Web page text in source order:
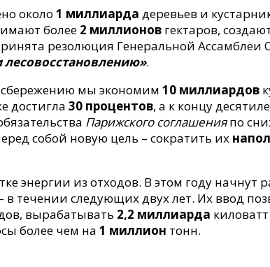
около 1 миллиарда деревьев и
более 2 миллионов гектаров,
резолюция Генеральной Ассамблеи
.
мы экономим 10 миллиардов
достигла 30 процентов, а к концу
Парижского соглашенияпо
собой новую цель – сократить их
энергии из отходов. В этом году начнут
в течении следующих двух лет. Их ввод
вырабатывать 2,2 миллиарда
более чем на 1 миллион тонн.